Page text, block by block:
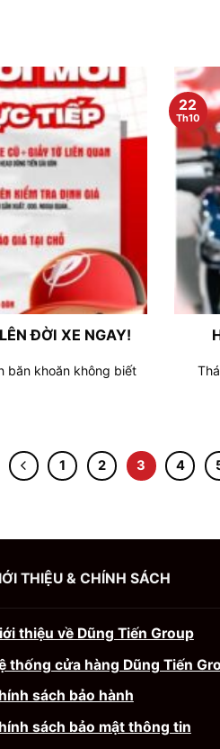
ĐỜI XE NGAY!
băn khoăn không biết
22
Th10
1 2 3 4
THIỆU & CHÍNH SÁCH
thiệu về Dũng Tiến Group
thống cửa hàng Dũng Tiến
sách bảo hành
sách bảo mật thông tin